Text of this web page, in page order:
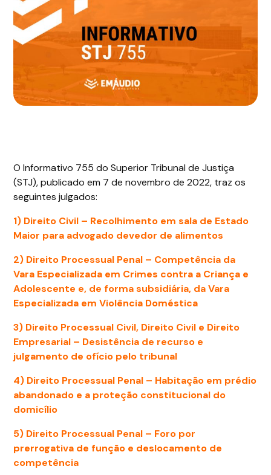
O Informativo 755 do Superior Tribunal de Justiça
(STJ), publicado em 7 de novembro de 2022, traz os
seguintes julgados:
1) Direito Civil – Recolhimento em sala de Estado
Maior para advogado devedor de alimentos
2) Direito Processual Penal – Competência da
Vara Especializada em Crimes contra a Criança e
Adolescente e, de forma subsidiária, da Vara
Especializada em Violência Doméstica
3) Direito Processual Civil, Direito Civil e Direito
Empresarial – Desistência de recurso e
julgamento de ofício pelo tribunal
4) Direito Processual Penal – Habitação em prédio
abandonado e a proteção constitucional do
domicílio
5) Direito Processual Penal – Foro por
prerrogativa de função e deslocamento de
competência